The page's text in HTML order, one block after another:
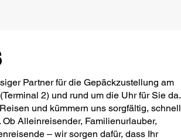
Partner für die Gepäckzustellung am
2) und rund um die Uhr für Sie da.
und kümmern uns sorgfältig, schnell
Alleinreisender, Familienurlauber,
– wir sorgen dafür, dass Ihr